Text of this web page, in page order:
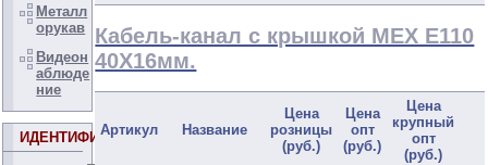
Металл
орукав
Видеон
аблюде
ние
ИДЕНТИФИКАЦИЯ
Кабель-канал c крышкой MEX E110
40Х16мм.
Артикул Название
Цена
розницы
(руб.)
Цена
опт
(руб.)
Цена
крупный
опт
(руб.)